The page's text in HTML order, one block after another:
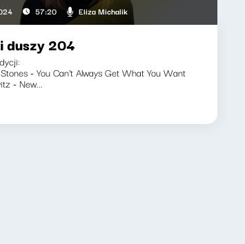
57:20 Eliza Michalik
duszy 204
- You Can't Always Get What You Want
- New...